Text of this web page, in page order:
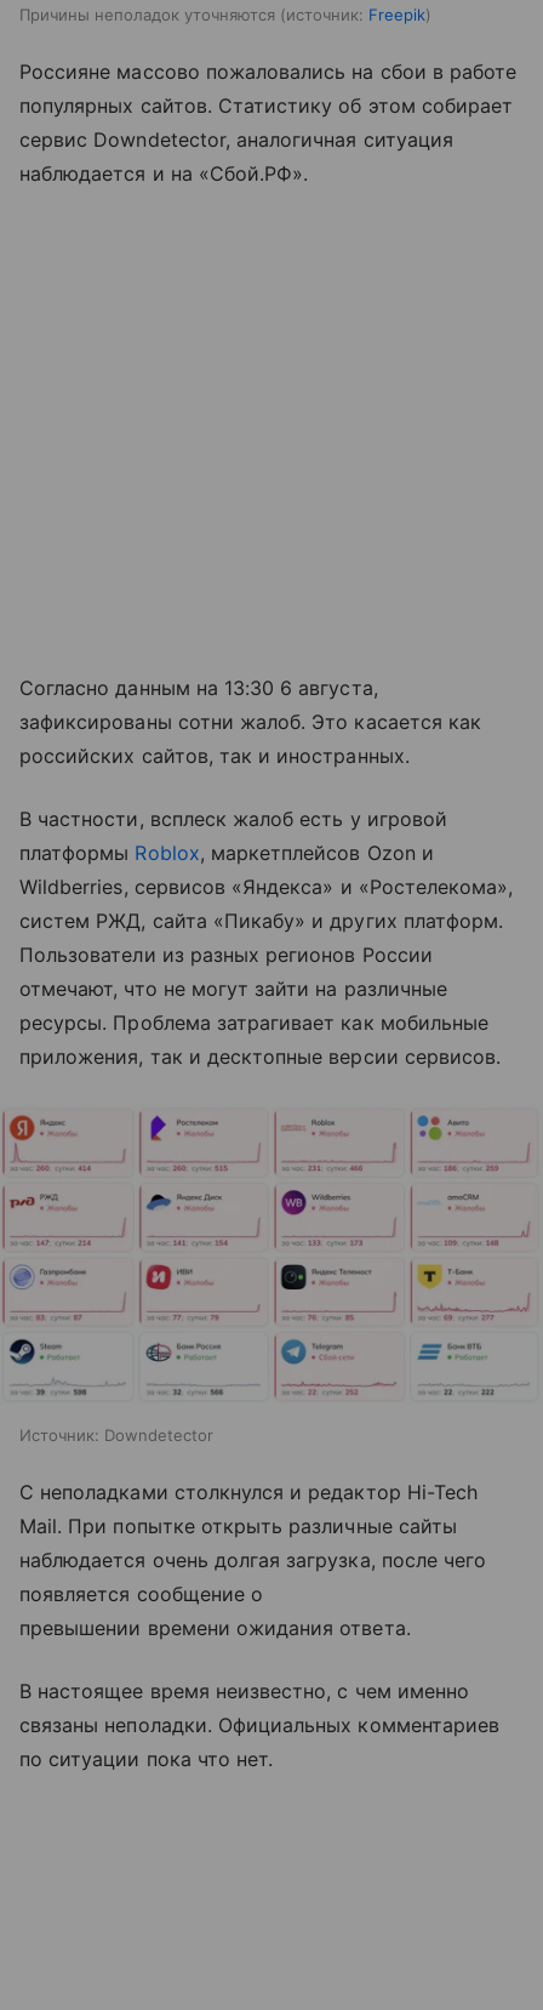
Причины неполадок уточняются источник: Freepik
Россияне массово пожаловались на сбои в работе
популярных сайтов. Статистику об этом собирает
сервис Downdetector, аналогичная ситуация
наблюдается и на «Сбой.РФ».
Согласно данным на 13:30 6 августа,
зафиксированы сотни жалоб. Это касается как
российских сайтов, так и иностранных.
В частности, всплеск жалоб есть у игровой
платформы Roblox, маркетплейсов Ozon и
Wildberries, сервисов «Яндекса» и «Ростелекома»,
систем РЖД, сайта «Пикабу» и других платформ.
Пользователи из разных регионов России
отмечают, что не могут зайти на различные
ресурсы. Проблема затрагивает как мобильные
приложения, так и десктопные версии сервисов.
Источник: Downdetector
С неполадками столкнулся и редактор Hi-Tech
Mail. При попытке открыть различные сайты
наблюдается очень долгая загрузка, после чего
появляется сообщение о
превышении времени ожидания ответа.
В настоящее время неизвестно, с чем именно
связаны неполадки. Официальных комментариев
по ситуации пока что нет.